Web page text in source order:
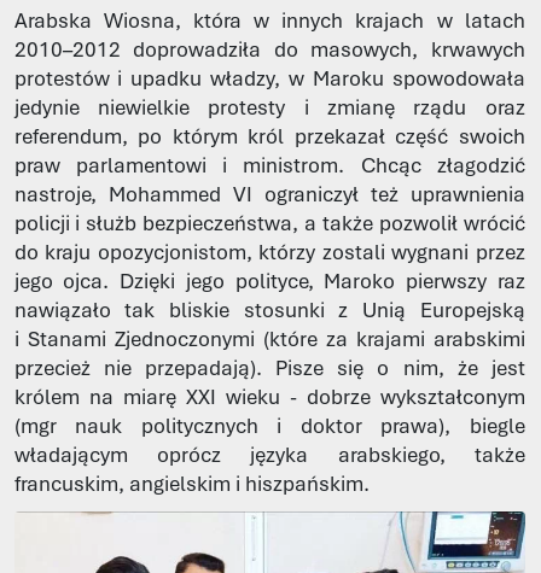
Arabska Wiosna, która w innych krajach w latach
2010–2012 doprowadziła do masowych, krwawych
protestów i upadku władzy, w Maroku spowodowała
jedynie niewielkie protesty i zmianę rządu oraz
referendum, po którym król przekazał część swoich
praw parlamentowi i ministrom. Chcąc złagodzić
nastroje, Mohammed VI ograniczył też uprawnienia
policji i służb bezpieczeństwa, a także pozwolił wrócić
do kraju opozycjonistom, którzy zostali wygnani przez
jego ojca. Dzięki jego polityce, Maroko pierwszy raz
nawiązało tak bliskie stosunki z Unią Europejską
i Stanami Zjednoczonymi (które za krajami arabskimi
przecież nie przepadają). Pisze się o nim, że jest
królem na miarę XXI wieku - dobrze wykształconym
(mgr nauk politycznych i doktor prawa), biegle
władającym oprócz języka arabskiego, także
francuskim, angielskim i hiszpańskim.